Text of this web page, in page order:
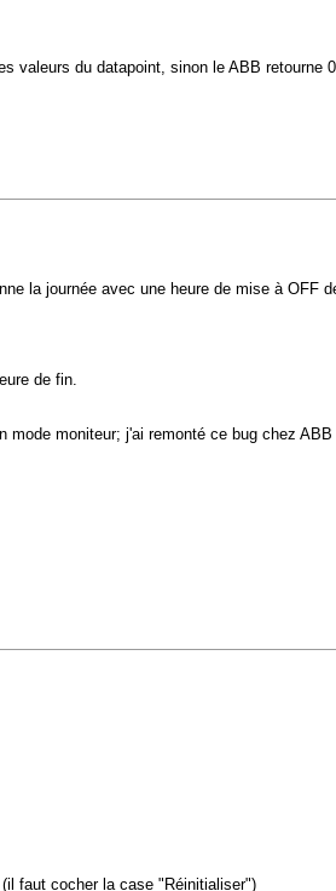
du datapoint, sinon le ABB
la journée avec une heure de mise à OFF
de fin.
moniteur; j'ai remonté ce bug chez
faut cocher la case "Réinitialiser")